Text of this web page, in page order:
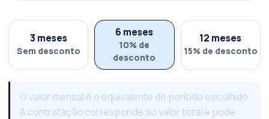
3 meses
Sem desconto
6 meses
10% de
desconto
12 meses
15% de desconto
O valor mensal é o equivalente do período escolhido.
A contratação corresponde ao valor total e pode